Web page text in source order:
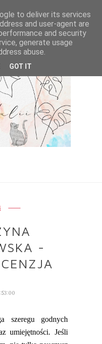
-
szeregu godnych
umiejętności. Jeśli
to deliver its services
and user-agent are
and security
generate usage
abuse.
GOT IT